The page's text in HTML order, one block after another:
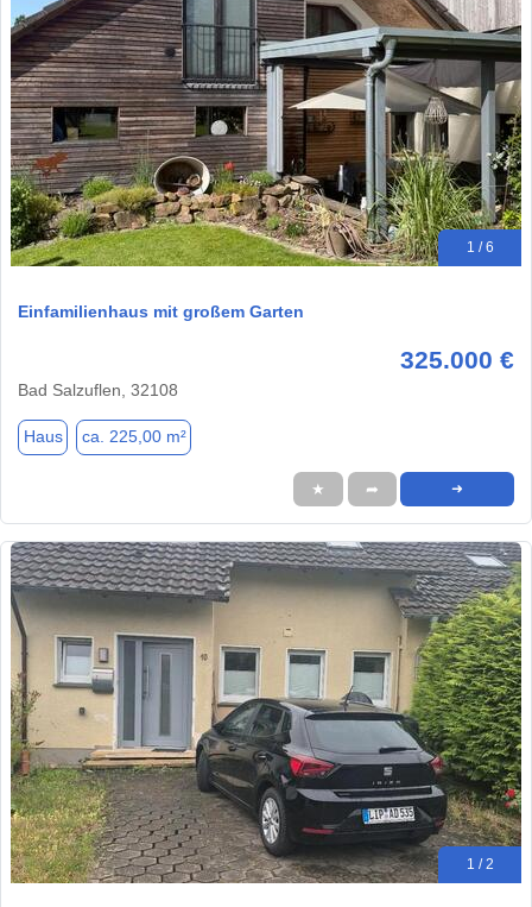
1 / 6
Einfamilienhaus mit großem Garten
325.000 €
Bad Salzuflen, 32108
Haus ca. 225,00 m²
★ ➦ ➜
1 / 2